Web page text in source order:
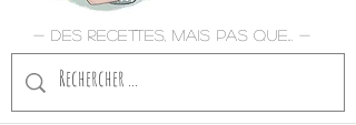
- Des recettes, mais pas que... -